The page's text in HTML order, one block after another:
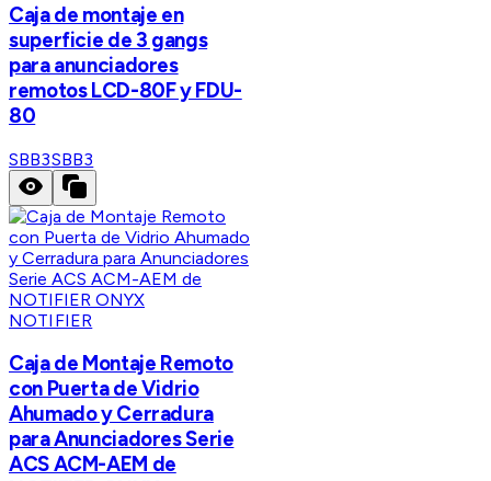
Caja de montaje en
superficie de 3 gangs
para anunciadores
remotos LCD-80F y FDU-
80
SBB3SBB3
NOTIFIER
Caja de Montaje Remoto
con Puerta de Vidrio
Ahumado y Cerradura
para Anunciadores Serie
ACS ACM-AEM de